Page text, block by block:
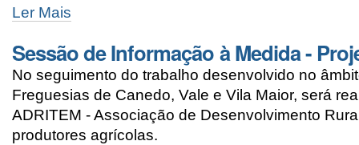
Ler Mais
Sessão de Informação à Medida -
No seguimento do trabalho desenvolvido no
Freguesias de Canedo, Vale e Vila Maior, será
ADRITEM - Associação de Desenvolvimento
produtores agrícolas.